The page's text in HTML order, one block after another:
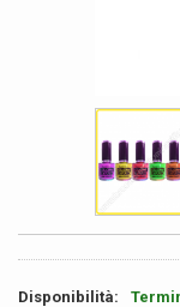
Disponibilità: